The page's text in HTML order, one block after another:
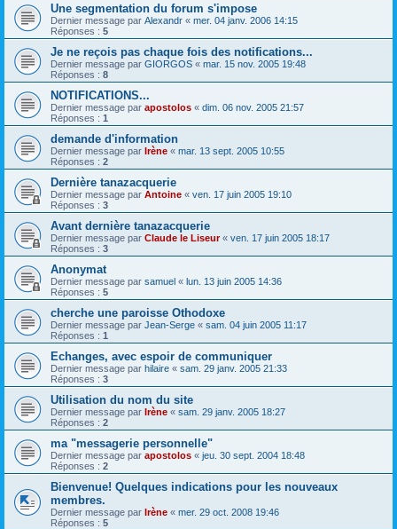
Une segmentation du forum s'impose
Dernier message par Alexandr « mer. 04 janv. 2006 14:15
Réponses : 5
Je ne reçois pas chaque fois des notifications...
Dernier message par GIORGOS « mar. 15 nov. 2005 19:48
Réponses : 8
NOTIFICATIONS...
Dernier message par apostolos « dim. 06 nov. 2005 21:57
Réponses : 1
demande d'information
Dernier message par Irène « mar. 13 sept. 2005 10:55
Réponses : 2
Dernière tanazacquerie
Dernier message par Antoine « ven. 17 juin 2005 19:10
Réponses : 3
Avant dernière tanazacquerie
Dernier message par Claude le Liseur« ven. 17 juin 2005 18:17
Réponses : 3
Anonymat
Dernier message par samuel « lun. 13 juin 2005 14:36
Réponses : 5
cherche une paroisse Othodoxe
Dernier message par Jean-Serge « sam. 04 juin 2005 11:17
Réponses : 1
Echanges, avec espoir de communiquer
Dernier message par hilaire « sam. 29 janv. 2005 21:33
Réponses : 3
Utilisation du nom du site
Dernier message par Irène « sam. 29 janv. 2005 18:27
Réponses : 2
ma "messagerie personnelle"
Dernier message par apostolos « jeu. 30 sept. 2004 18:48
Réponses : 2
Bienvenue! Quelques indications pour les nouveaux
membres.
Dernier message par Irène « mer. 29 oct. 2008 19:46
Réponses : 5